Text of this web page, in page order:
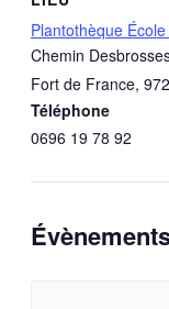
Plantothèque
Chemin
Fort de France,
Téléphone
0696 19 78 92